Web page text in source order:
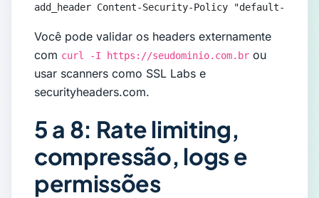
add_header Content-Security-Policy "default-
Você pode validar os headers externamente
com curl -I https://seudominio.com.br ou
usar scanners como SSL Labs e
securityheaders.com.
5 a 8: Rate limiting,
compressão, logs e
permissões